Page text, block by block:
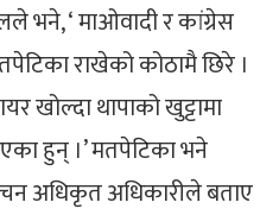
भने, ‘ माओवादी र कांग्रेस
राखेको कोठामै छिरे ।
खोल्दा थापाको खुट्टामा
हुन् ।’ मतपेटिका भने
अधिकृत अधिकारीले बताए